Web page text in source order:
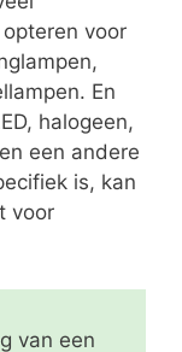
voor
En
halogeen,
een andere
is, kan
voor
van een